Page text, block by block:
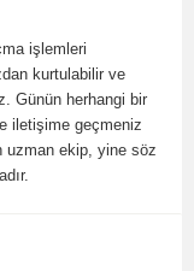
işlemleri
kurtulabilir ve
Günün herhangi bir
iletişime geçmeniz
uzman ekip, yine söz